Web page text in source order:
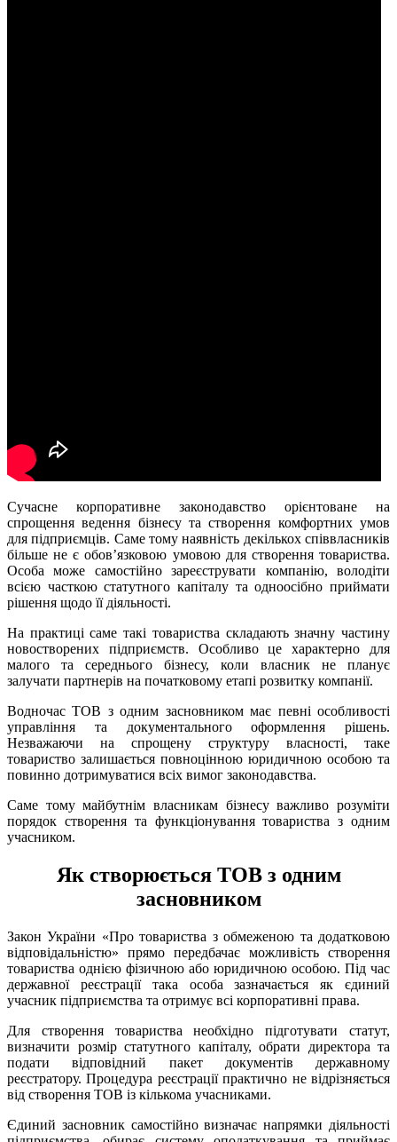
Сучасне корпоративне законодавство орієнтоване на
спрощення ведення бізнесу та створення комфортних умов
для підприємців. Саме тому наявність декількох співвласників
більше не є обов’язковою умовою для створення товариства.
Особа може самостійно зареєструвати компанію, володіти
всією часткою статутного капіталу та одноосібно приймати
рішення щодо її діяльності.
На практиці саме такі товариства складають значну частину
новостворених підприємств. Особливо це характерно для
малого та середнього бізнесу, коли власник не планує
залучати партнерів на початковому етапі розвитку компанії.
Водночас ТОВ з одним засновником має певні особливості
управління та документального оформлення рішень.
Незважаючи на спрощену структуру власності, таке
товариство залишається повноцінною юридичною особою та
повинно дотримуватися всіх вимог законодавства.
Саме тому майбутнім власникам бізнесу важливо розуміти
порядок створення та функціонування товариства з одним
учасником.
Як створюється ТОВ з одним
засновником
Закон України «Про товариства з обмеженою та додатковою
відповідальністю» прямо передбачає можливість створення
товариства однією фізичною або юридичною особою. Під час
державної реєстрації така особа зазначається як єдиний
учасник підприємства та отримує всі корпоративні права.
Для створення товариства необхідно підготувати статут,
визначити розмір статутного капіталу, обрати директора та
подати відповідний пакет документів державному
реєстратору. Процедура реєстрації практично не відрізняється
від створення ТОВ із кількома учасниками.
Єдиний засновник самостійно визначає напрямки діяльності